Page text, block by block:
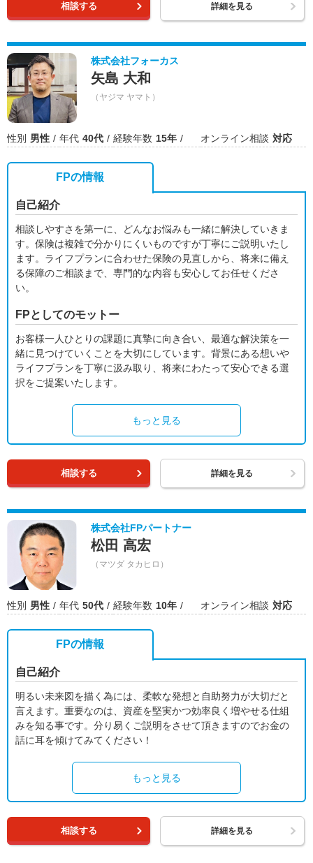
相談する 詳細を見る
株式会社フォーカス
矢島 大和
（ヤジマ ヤマト）
性別 男性 年代 40代 経験年数 15年 オンライン相談 対応
FPの情報
自己紹介
相談しやすさを第一に、どんなお悩みも一緒に解決していきま
す。保険は複雑で分かりにくいものですが丁寧にご説明いたし
ます。ライフプランに合わせた保険の見直しから、将来に備え
る保障のご相談まで、専門的な内容も安心してお任せくださ
い。
FPとしてのモットー
お客様一人ひとりの課題に真摯に向き合い、最適な解決策を一
緒に見つけていくことを大切にしています。背景にある想いや
ライフプランを丁寧に汲み取り、将来にわたって安心できる選
択をご提案いたします。
もっと見る
相談する 詳細を見る
株式会社FPパートナー
松田 高宏
（マツダ タカヒロ）
性別 男性 年代 50代 経験年数 10年 オンライン相談 対応
FPの情報
自己紹介
明るい未来図を描く為には、柔軟な発想と自助努力が大切だと
言えます。重要なのは、資産を堅実かつ効率良く増やせる仕組
みを知る事です。分り易くご説明をさせて頂きますのでお金の
話に耳を傾けてみてください！
もっと見る
相談する 詳細を見る